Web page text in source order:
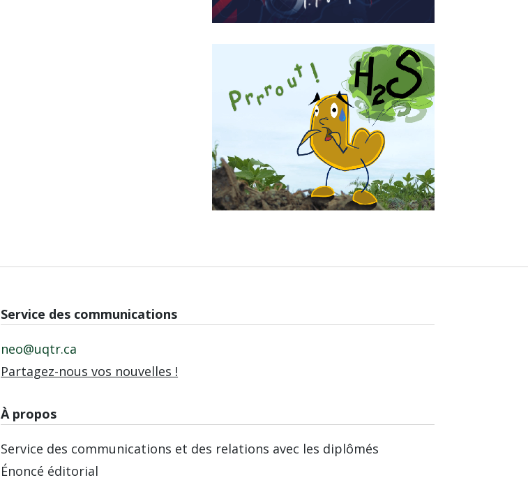
Service des communications
neo@uqtr.ca
Partagez-nous vos nouvelles !
À propos
Service des communications et des relations avec les diplômés
Énoncé éditorial